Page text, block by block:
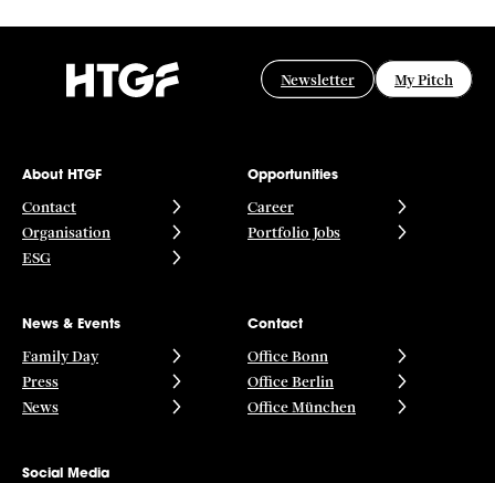
Newsletter My Pitch
About HTGF
Contact
Organisation
ESG
Opportunities
Career
Portfolio Jobs
News & Events
Family Day
Press
News
Contact
Office Bonn
Office Berlin
Office München
Social Media